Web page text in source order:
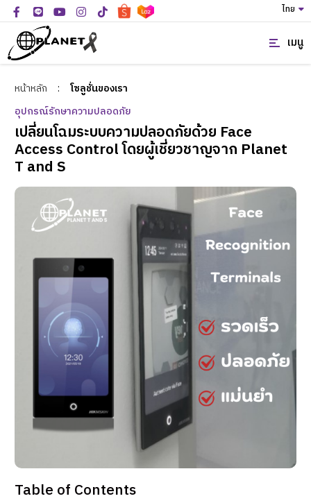
ไทย
เมนู
หน้าหลัก :
โซลูชั่นของเรา
อุปกรณ์รักษาความปลอดภัย
เปลี่ยนโฉมระบบความปลอดภัยด้วย Face
Access Control โดยผู้เชี่ยวชาญจาก Planet
T and S
Table of Contents